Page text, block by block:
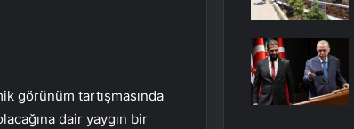
görünüm tartışmasında
dair yaygın bir